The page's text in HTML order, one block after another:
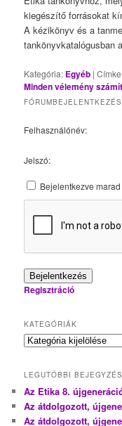
kiegészítő forrásokat
A kézikönyv és a
tankönyvkatalógusban
Kategória: Egyéb |
Minden vélemény
FÓRUMBEJELENTKEZÉS
Felhasználónév:
Jelszó:
Bejelentkezve marad
Bejelentkezés
Regisztráció
KATEGÓRIÁK
Kategóriák
LEGUTÓBBI
Az Etika 8.
Az átdolgozott,
Az átdolgozott,